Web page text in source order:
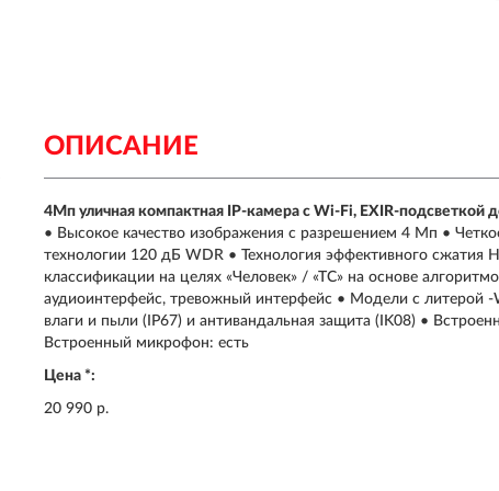
ОПИСАНИЕ
4Мп уличная компактная IP-камера с Wi-Fi, EXIR-подсветкой
• Высокое качество изображения с разрешением 4 Мп •
технологии 120 дБ WDR • Технология эффективного сжатия
классификации на целях «Человек» / «ТС» на основе
аудиоинтерфейс, тревожный интерфейс • Модели с литерой
влаги и пыли (IP67) и антивандальная защита (IK08) •
Встроенный микрофон: есть
Цена *:
20 990 р.